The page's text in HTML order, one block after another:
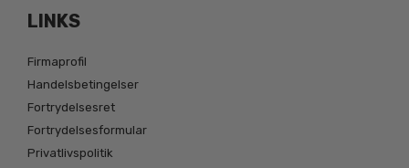
LINKS
Firmaprofil
Handelsbetingelser
Fortrydelsesret
Fortrydelsesformular
Privatlivspolitik